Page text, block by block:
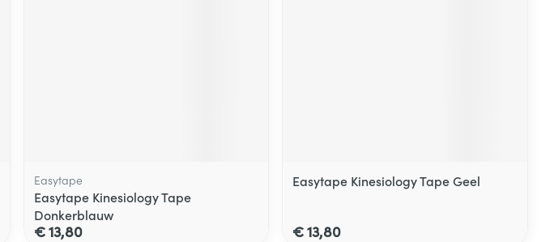
Easytape
Easytape Kinesiology Tape
Donkerblauw
€ 13,80
Easytape Kinesiology Tape Geel
€ 13,80